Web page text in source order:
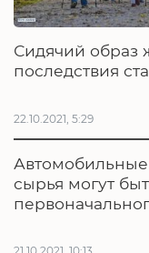
Сидячий образ
последствия
22.10.2021, 5:29
Автомобильные
сырья могут